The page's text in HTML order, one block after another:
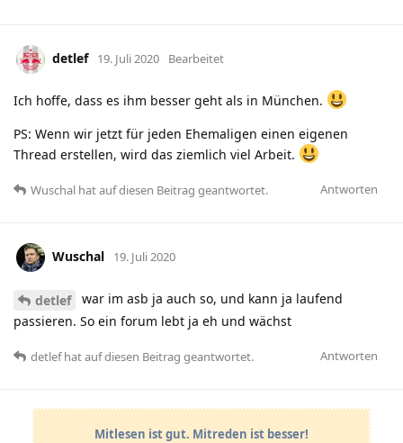
detlef 19. Juli 2020 Bearbeitet
Ich hoffe, dass es ihm besser geht als in München.
PS: Wenn wir jetzt für jeden Ehemaligen einen eigenen
Thread erstellen, wird das ziemlich viel Arbeit.
Antworten
Wuschal hatauf diesen Beitrag geantwortet.
Wuschal 19. Juli 2020
detlef
war im asb ja auch so, und kann ja laufend
passieren. So ein forum lebt ja eh und wächst
Antworten
detlef hatauf diesen Beitrag geantwortet.
Mitlesen ist gut. Mitreden ist besser!